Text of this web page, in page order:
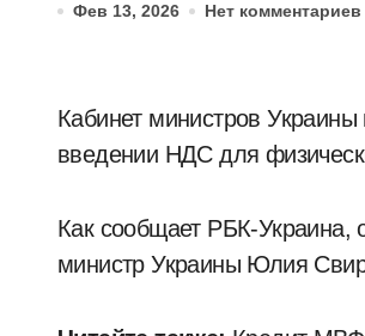
Фев 13, 2026 Нет комментариев
Кабинет министров Украины не планирует подавать в Верховную Раду законопроект о
введении НДС для
Как сообщает РБК-Украина,
министр Украины Юлия